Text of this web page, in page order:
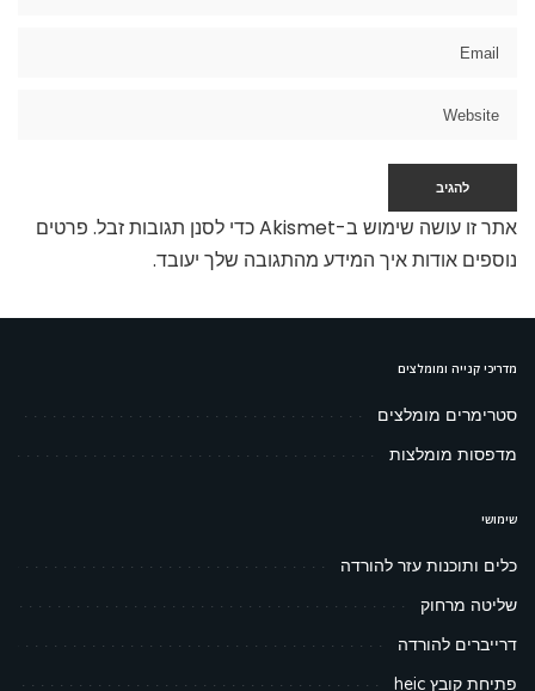
אתר זו עושה שימוש ב-Akismet כדי לסנן תגובות זבל.
פרטים
נוספים אודות איך המידע מהתגובה שלך יעובד.
מדריכי קנייה ומומלצים
סטרימרים מומלצים
מדפסות מומלצות
שימושי
כלים ותוכנות עזר להורדה
שליטה מרחוק
דרייברים להורדה
פתיחת קובץ heic